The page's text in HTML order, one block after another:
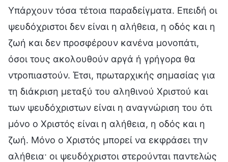
Υπάρχουν τόσα τέτοια παραδείγματα. Επειδή οι
ψευδόχριστοι δεν είναι η αλήθεια, η οδός και η
ζωή και δεν προσφέρουν κανένα μονοπάτι,
όσοι τους ακολουθούν αργά ή γρήγορα θα
ντροπιαστούν. Έτσι, πρωταρχικής σημασίας για
τη διάκριση μεταξύ του αληθινού Χριστού και
των ψευδόχριστων είναι η αναγνώριση του ότι
μόνο ο Χριστός είναι η αλήθεια, η οδός και η
ζωή. Μόνο ο Χριστός μπορεί να εκφράσει την
αλήθεια· οι ψευδόχριστοι στερούνται παντελώς